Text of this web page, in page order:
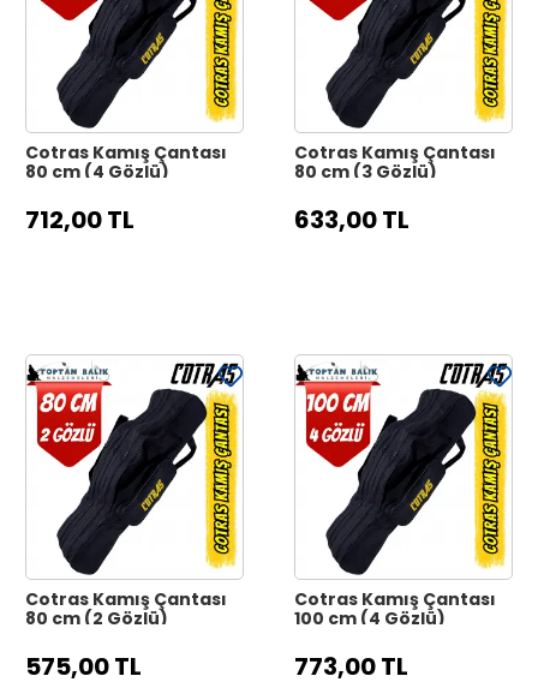
Cotras Kamış Çantası
80 cm (4 Gözlü)
712,00 TL
Cotras Kamış Çantası
80 cm (3 Gözlü)
633,00 TL
Cotras Kamış Çantası
80 cm (2 Gözlü)
575,00 TL
Cotras Kamış Çantası
100 cm (4 Gözlü)
773,00 TL